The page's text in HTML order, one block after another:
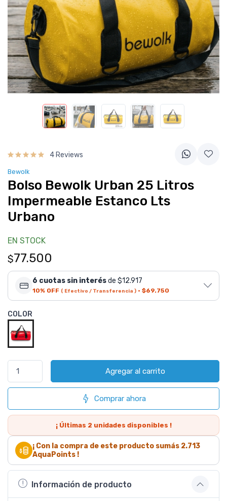
4 Reviews
Bewolk
Bolso Bewolk Urban 25 Litros
Impermeable Estanco Lts
Urbano
EN STOCK
$77.500
6 cuotas sin interésde $12.917
10% OFF ( Efectivo / Transferencia ) · $69.750
COLOR
Agregar al carrito
Comprar ahora
¡ Últimas 2 unidades disponibles !
¡ Con la compra de este producto sumás 2.713
AquaPoints !
Información de producto